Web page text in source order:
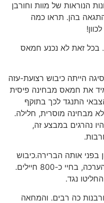
הנוראות של מוות וחורבן
בהן. תראו כמה
בכל זאת לא נכנע חמאס
הייתה כיבוש רצועת-עזה
את חמאס מבחינה פיסית
התנגד לכך בתוקף
מבחינה מוסרית, חלילה.
נהרגים במבצע זה,
בפני אותה הברירה.כיבוש
ביירות המערבית היה עולה, לפי ההערכה, בחיי כ-800 חיילים.
נגד.
כה רבים. והמחאה